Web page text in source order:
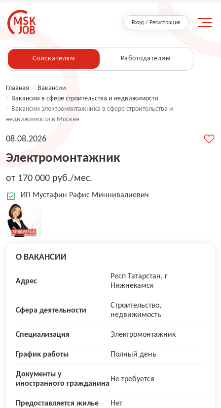
Вход / Регистрация
Соискателям Работодателям
Главная / Вакансии
/ Вакансии в сфере строительства и недвижимости
/ Вакансии электромонтажника в сфере строительства и
недвижимости в Москве
Электромонтажник
08.08.2026
от 170 000 руб./мес.
ИП Мустафин Рафис Миннивалиевич
О ВАКАНСИИ
Адрес
Респ Татарстан, г
Нижнекамск
Сфера деятельности
Строительство,
недвижимость
Специализация Электромонтажник
График работы Полный день
Документы у
иностранного гражданина
Не требуется
Предоставляется жилье Нет